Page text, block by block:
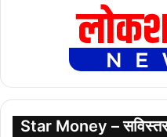
Star Money – सविस्तर